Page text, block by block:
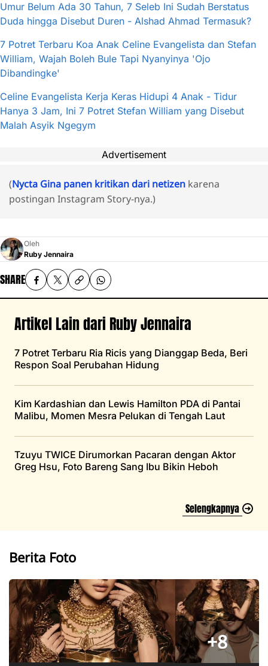
Umur Belum Ada 30 Tahun, 7 Seleb Ini Sudah Berstatus
Duda hingga Disebut Duren - Alshad Ahmad Termasuk?
7 Potret Terbaru Koa Anak Celine Evangelista dan Stefan
William, Wajah Boleh Bule Tapi Nyanyinya 'Ojo
Dibandingke'
Celine Evangelista Kerja Keras Hidupi 4 Anak - Tidur
Hanya 3 Jam, Ini 7 Potret Stefan William yang Disebut
Malah Asyik Ngegym
Advertisement
(Nycta Gina panen kritikan dari netizen karena
postingan Instagram Story-nya.)
Oleh
Ruby Jennaira
SHARE
Artikel Lain dari Ruby Jennaira
7 Potret Terbaru Ria Ricis yang Dianggap Beda, Beri
Respon Soal Perubahan Hidung
Kim Kardashian dan Lewis Hamilton PDA di Pantai
Malibu, Momen Mesra Pelukan di Tengah Laut
Tzuyu TWICE Dirumorkan Pacaran dengan Aktor
Greg Hsu, Foto Bareng Sang Ibu Bikin Heboh
Selengkapnya
Berita Foto
+8